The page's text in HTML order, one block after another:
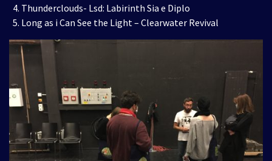
Thunderclouds- Lsd: Labirinth Sia e Diplo
Long as i Can See the Light – Clearwater Revival